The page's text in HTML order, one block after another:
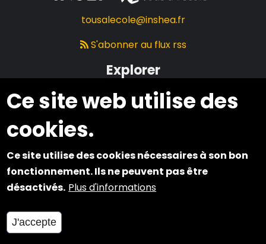
Ce site web utilise des
cookies.
Ce site utilise des cookies nécessaires à son bon
fonctionnement. Ils ne peuvent pas être
désactivés. Plus d'informations
J'accepte
tousalecole@inshea.fr
S'abonner au flux rss
Explorer
Qui sommes-nous ?
S'informer sur les maladies et leurs conséquences
Associations
Témoignages